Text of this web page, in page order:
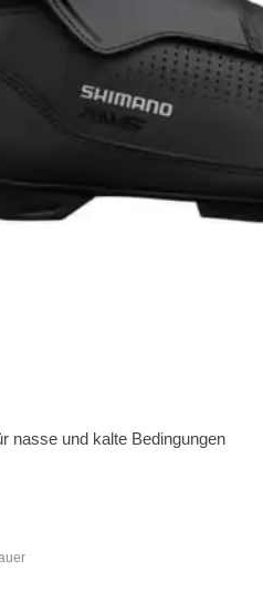
nasse und kalte Bedingungen